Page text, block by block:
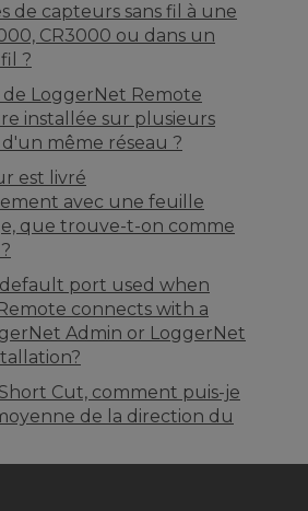
de capteurs sans fil à une
CR3000 ou dans un
?
de LoggerNet Remote
installée sur plusieurs
même réseau ?
est livré
avec une feuille
que trouve-t-on comme
port used when
connects with a
Admin or LoggerNet
Cut, comment puis-je
de la direction du